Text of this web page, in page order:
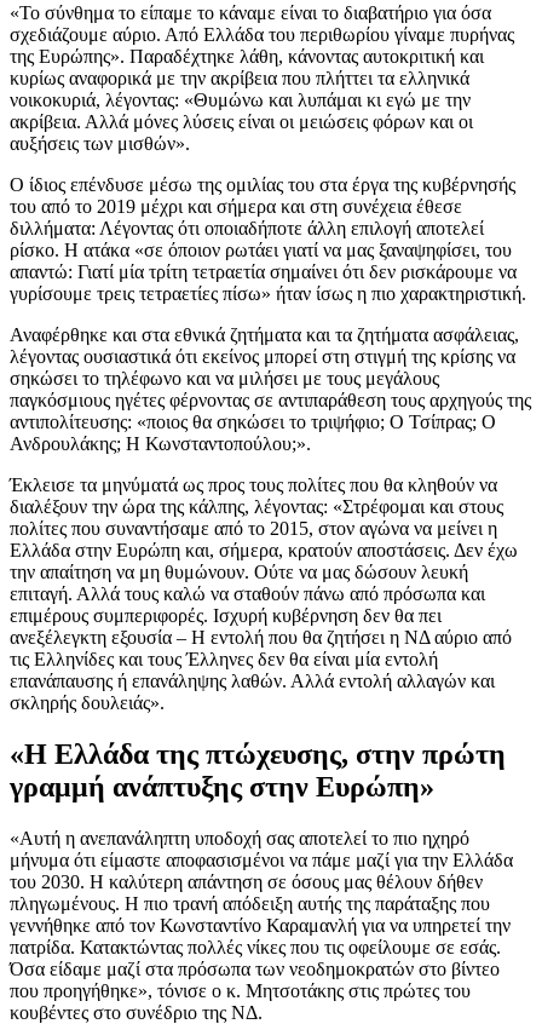
«Το σύνθημα το είπαμε το κάναμε είναι το διαβατήριο για όσα
σχεδιάζουμε αύριο. Από Ελλάδα του περιθωρίου γίναμε πυρήνας
της Ευρώπης». Παραδέχτηκε λάθη, κάνοντας αυτοκριτική και
κυρίως αναφορικά με την ακρίβεια που πλήττει τα ελληνικά
νοικοκυριά, λέγοντας: «Θυμώνω και λυπάμαι κι εγώ με την
ακρίβεια. Αλλά μόνες λύσεις είναι οι μειώσεις φόρων και οι
αυξήσεις των μισθών».
Ο ίδιος επένδυσε μέσω της ομιλίας του στα έργα της κυβέρνησής
του από το 2019 μέχρι και σήμερα και στη συνέχεια έθεσε
διλλήματα: Λέγοντας ότι οποιαδήποτε άλλη επιλογή αποτελεί
ρίσκο. Η ατάκα «σε όποιον ρωτάει γιατί να μας ξαναψηφίσει, του
απαντώ: Γιατί μία τρίτη τετραετία σημαίνει ότι δεν ρισκάρουμε να
γυρίσουμε τρεις τετραετίες πίσω» ήταν ίσως η πιο χαρακτηριστική.
Αναφέρθηκε και στα εθνικά ζητήματα και τα ζητήματα ασφάλειας,
λέγοντας ουσιαστικά ότι εκείνος μπορεί στη στιγμή της κρίσης να
σηκώσει το τηλέφωνο και να μιλήσει με τους μεγάλους
παγκόσμιους ηγέτες φέρνοντας σε αντιπαράθεση τους αρχηγούς της
αντιπολίτευσης: «ποιος θα σηκώσει το τριψήφιο; Ο Τσίπρας; Ο
Ανδρουλάκης; Η Κωνσταντοπούλου;».
Έκλεισε τα μηνύματά ως προς τους πολίτες που θα κληθούν να
διαλέξουν την ώρα της κάλπης, λέγοντας: «Στρέφομαι και στους
πολίτες που συναντήσαμε από το 2015, στον αγώνα να μείνει η
Ελλάδα στην Ευρώπη και, σήμερα, κρατούν αποστάσεις. Δεν έχω
την απαίτηση να μη θυμώνουν. Ούτε να μας δώσουν λευκή
επιταγή. Αλλά τους καλώ να σταθούν πάνω από πρόσωπα και
επιμέρους συμπεριφορές. Ισχυρή κυβέρνηση δεν θα πει
ανεξέλεγκτη εξουσία – Η εντολή που θα ζητήσει η ΝΔ αύριο από
τις Ελληνίδες και τους Έλληνες δεν θα είναι μία εντολή
επανάπαυσης ή επανάληψης λαθών. Αλλά εντολή αλλαγών και
σκληρής δουλειάς».
«Η Ελλάδα της πτώχευσης, στην πρώτη
γραμμή ανάπτυξης στην Ευρώπη»
«Αυτή η ανεπανάληπτη υποδοχή σας αποτελεί το πιο ηχηρό
μήνυμα ότι είμαστε αποφασισμένοι να πάμε μαζί για την Ελλάδα
του 2030. Η καλύτερη απάντηση σε όσους μας θέλουν δήθεν
πληγωμένους. Η πιο τρανή απόδειξη αυτής της παράταξης που
γεννήθηκε από τον Κωνσταντίνο Καραμανλή για να υπηρετεί την
πατρίδα. Κατακτώντας πολλές νίκες που τις οφείλουμε σε εσάς.
Όσα είδαμε μαζί στα πρόσωπα των νεοδημοκρατών στο βίντεο
που προηγήθηκε», τόνισε ο κ. Μητσοτάκης στις πρώτες του
κουβέντες στο συνέδριο της ΝΔ.